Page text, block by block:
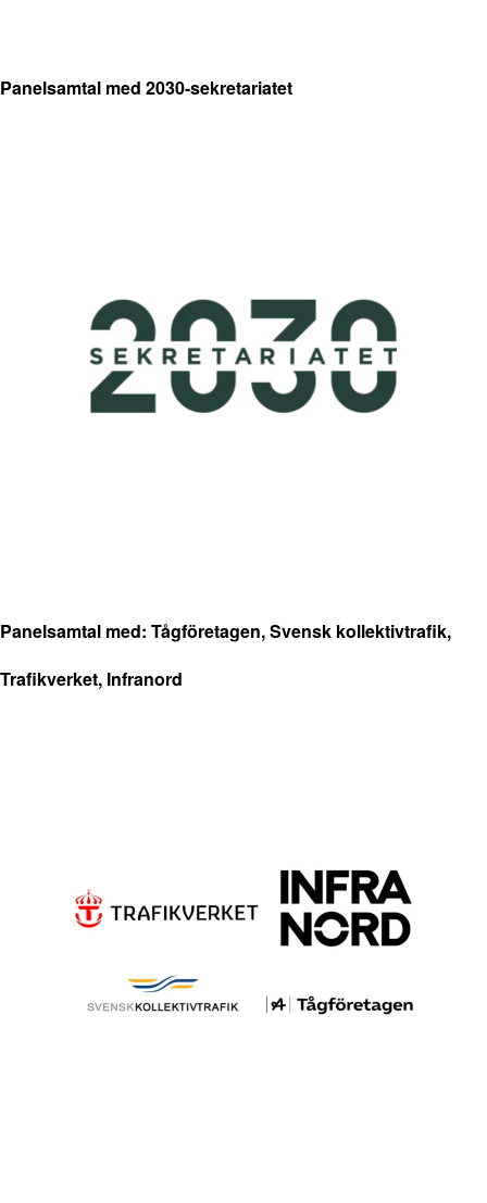
Panelsamtal med 2030-sekretariatet
Panelsamtal med: Tågföretagen, Svensk kollektivtrafik,
Trafikverket, Infranord